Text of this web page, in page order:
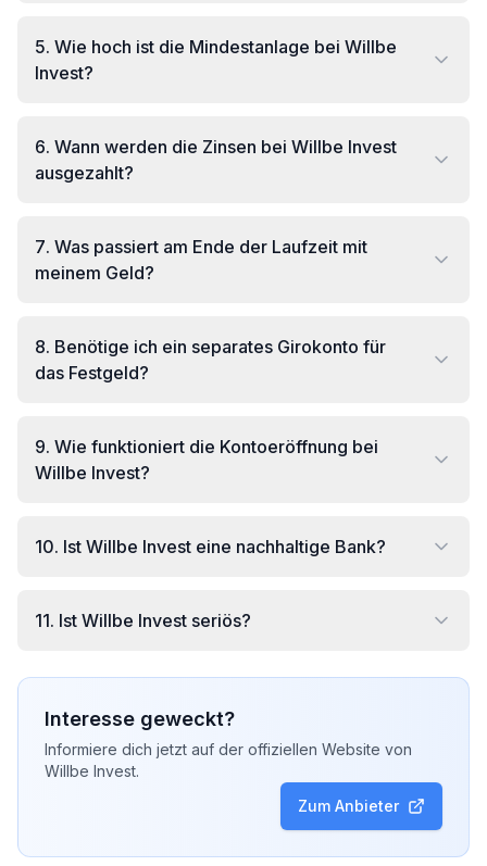
5. Wie hoch ist die Mindestanlage bei Willbe
Invest?
6. Wann werden die Zinsen bei Willbe Invest
ausgezahlt?
7. Was passiert am Ende der Laufzeit mit
meinem Geld?
8. Benötige ich ein separates Girokonto für
das Festgeld?
9. Wie funktioniert die Kontoeröffnung bei
Willbe Invest?
10. Ist Willbe Invest eine nachhaltige Bank?
11. Ist Willbe Invest seriös?
Interesse geweckt?
Informiere dich jetzt auf der offiziellen Website von
Willbe Invest.
Zum Anbieter